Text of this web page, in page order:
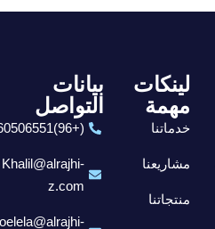
لينكات
مهمة
خدماتنا
مشاريعنا
منتجاتنا
بيانات
التواصل
(+96)6560506551
Khalil@alrajhi-
z.com